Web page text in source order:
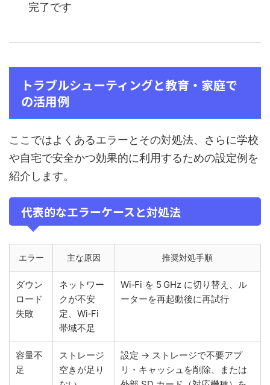
完了です
トラブルシューティングと教育・家庭で
の活用例
ここではよくあるエラーとその対処法、さらに学校
や自宅で安全かつ効果的に利用するための設定例を
紹介します。
代表的なエラーケースと対処法
エラー 主な原因 推奨対処手順
ダウン
ロード
失敗
ネットワー
クが不安
定、Wi‑Fi
帯域不足
Wi‑Fi を 5 GHz に切り替え、ル
ーターを再起動後に再試行
容量不
足
ストレージ
空きが足り
設定 → ストレージで不要アプ
リ・キャッシュを削除、または